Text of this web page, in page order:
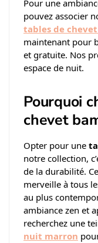
Pour une
pouvez associer
tables de
maintenant pour
et gratuite. Nos
espace de nuit.
Pourquoi
chevet
Opter pour une
notre collection,
de la durabilité.
merveille à tous
au plus
ambiance zen et
recherchez une
nuit marron